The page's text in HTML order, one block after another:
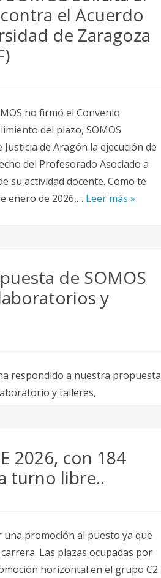
el Acuerdo
de Zaragoza
no firmó el Convenio
del plazo, SOMOS
de Aragón la ejecución de
del Profesorado Asociado a
su actividad docente. Como te
enero de 2026,… Leer más »
de SOMOS
y
respondido a nuestra propuesta
y talleres,
2026, con 184
turno libre..
una promoción al puesto ya que
Las plazas ocupadas por
horizontal en el grupo C2.